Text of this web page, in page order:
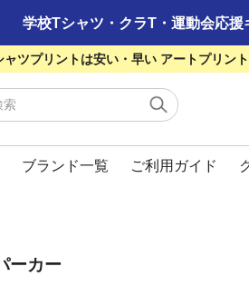
学校Tシャツ・クラT・運動会応
ャツプリントは安い・早い アートプリン
ブランド一覧 ご利用ガイド
ーカー